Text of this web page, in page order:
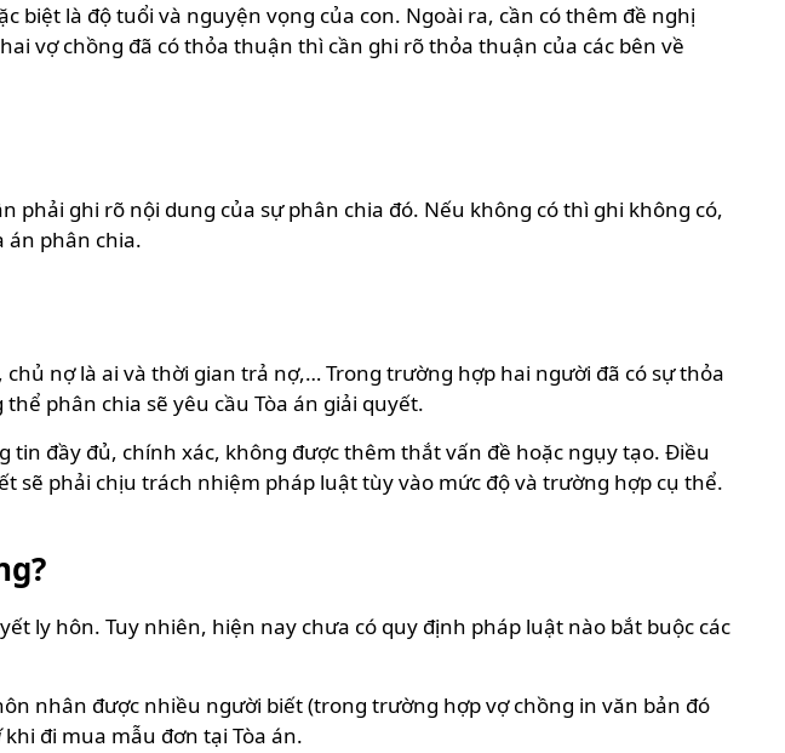
biệt là độ tuổi và nguyện vọng của con. Ngoài ra, cần có thêm đề nghị
vợ chồng đã có thỏa thuận thì cần ghi rõ thỏa thuận của các bên về
ghi rõ nội dung của sự phân chia đó. Nếu không có thì ghi không có,
án phân chia.
nợ là ai và thời gian trả nợ,… Trong trường hợp hai người đã có sự thỏa
phân chia sẽ yêu cầu Tòa án giải quyết.
đầy đủ, chính xác, không được thêm thắt vấn đề hoặc ngụy tạo. Điều
phải chịu trách nhiệm pháp luật tùy vào mức độ và trường hợp cụ thể.
ly hôn. Tuy nhiên, hiện nay chưa có quy định pháp luật nào bắt buộc các
nhân được nhiều người biết (trong trường hợp vợ chồng in văn bản đó
khi đi mua mẫu đơn tại Tòa án.